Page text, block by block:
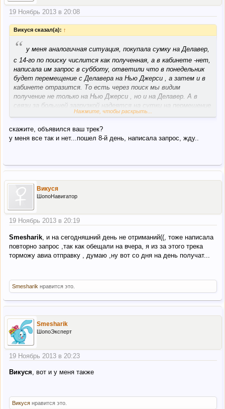
19 Ноябрь 2013 в 20:08
Викуся сказал(а): ↑
“ у меня аналогичная ситуация, покупала сумку на Делавер,
с 14-го по поиску числится как полученная, а в кабинете -нет,
написала им запрос в субботу, ответили что в понедельник
будет перемещение с Делавера на Нью Джерси , а затем и в
кабинете отразится. То есть через поиск мы видим
получение не только на Нью Джерси , но и на Делавер. А в
связи за большей загрузкой надеятся на сутки на пермещение
с одного склада на другой видимо не стоит. Только что
завтра все будет ок
Нажмите, чтобы раскрыть...
скажите, объявился ваш трек?
у меня все так и нет...пошел 8-й день, написала запрос, жду..
Викуся
ШопоНавигатор
19 Ноябрь 2013 в 20:19
Smesharik , и на сегодняшний день не отриманий((, тоже написала
повторно запрос ,так как обещали на вчера, я из за этого трека
торможу авиа отправку , думаю ,ну вот со дня на день получат...
Smesharik нравится это.
Smesharik
ШопоЭксперт
19 Ноябрь 2013 в 20:23
Викуся, вот и у меня также
Викуся нравится это.